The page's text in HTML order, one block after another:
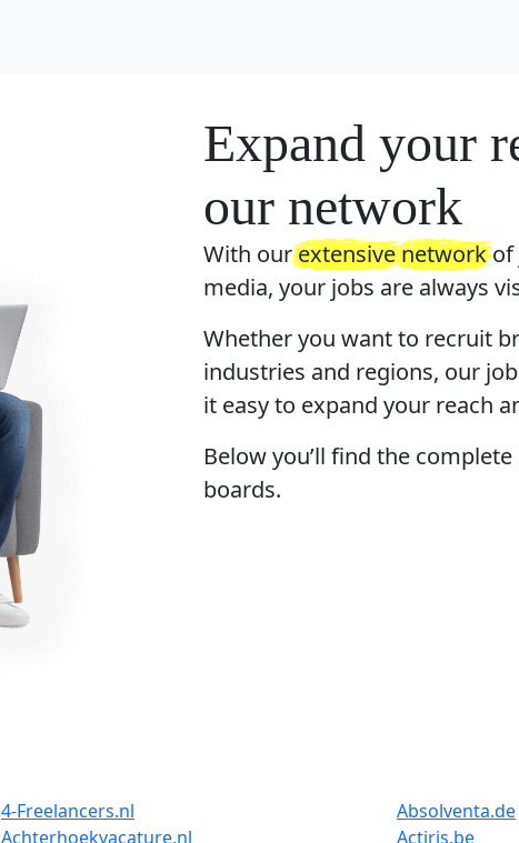
Expand your
our network
With ourextensivenetworkof
media, your jobs are always
Whether you want to recruit
industries and regions, our
it easy to expand your reach
Below you’ll find the
boards.
4-Freelancers.nl
Absolventa.de
Achterhoekvacature.nl
Actiris.be